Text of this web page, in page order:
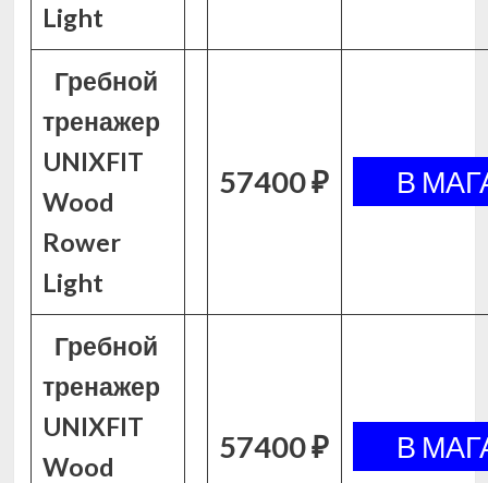
Light
Гребной
тренажер
UNIXFIT
Wood
Rower
Light
57400 ₽
Гребной
тренажер
UNIXFIT
Wood
57400 ₽